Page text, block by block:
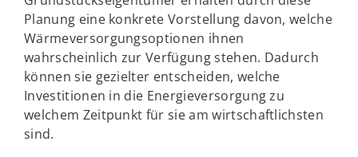
Planung eine konkrete Vorstellung davon, welche
Wärmeversorgungsoptionen ihnen
wahrscheinlich zur Verfügung stehen. Dadurch
können sie gezielter entscheiden, welche
Investitionen in die Energieversorgung zu
welchem Zeitpunkt für sie am wirtschaftlichsten
sind.